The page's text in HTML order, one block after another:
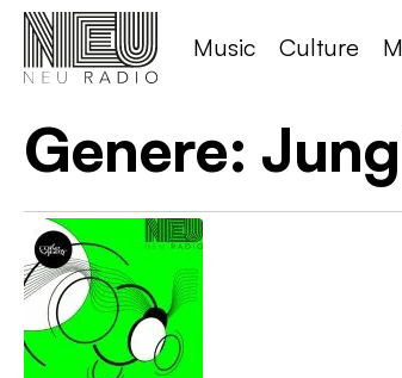
Music Culture
Genere: